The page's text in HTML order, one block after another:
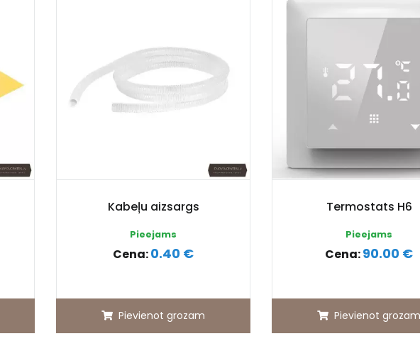
Kabeļu aizsargs
Pieejams
Cena:0.40 €
Pievienot grozam
Termostats H6
Pieejams
Cena:90.00 €
Pievienot grozam